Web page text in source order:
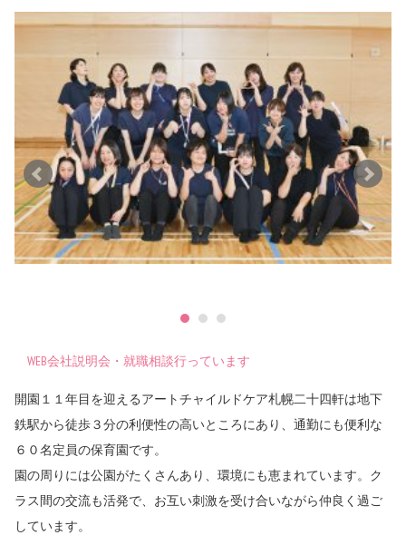
WEB会社説明会・就職相談行っています
開園１１年目を迎えるアートチャイルドケア札幌二十四軒は地下
鉄駅から徒歩３分の利便性の高いところにあり、通勤にも便利な
６０名定員の保育園です。
園の周りには公園がたくさんあり、環境にも恵まれています。ク
ラス間の交流も活発で、お互い刺激を受け合いながら仲良く過ご
しています。